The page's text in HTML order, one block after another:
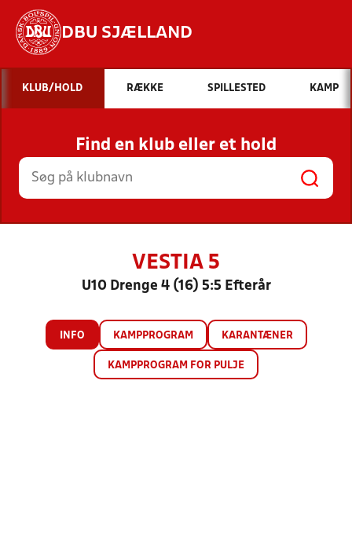
DBU SJÆLLAND
Hvad vil du søge efter?
INDHOLD OG NYHEDER
STILLINGER, RESULTATER, KLUBBER OG
HOLD
KLUB/HOLD RÆKKE SPILLESTED KAMP
Find en klub eller et hold
VESTIA 5
U10 Drenge 4 (16) 5:5 Efterår
INFO KAMPPROGRAM KARANTÆNER
KAMPPROGRAM FOR PULJE